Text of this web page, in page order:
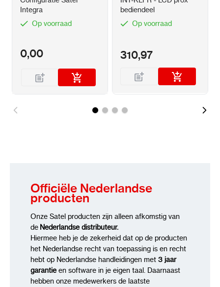
Integra
Op voorraad
0,00
bediendeel
Op voorraad
310,97
Officiële Nederlandse
producten
Onze Satel producten zijn alleen afkomstig van
de Nederlandse distributeur.
Hiermee heb je de zekerheid dat op de producten
het Nederlandse recht van toepassing is en recht
hebt op Nederlandse handleidingen met 3 jaar
garantieen software in je eigen taal. Daarnaast
hebben onze medewerkers de laatste